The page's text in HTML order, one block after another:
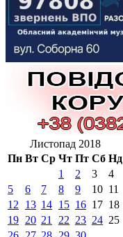
Листопад 2018
Пн Вт Ср Чт Пт Сб Нд
1
2 3
4
5
6 7 8 9 10 11
12
13 14 15 16 17 18
19 20 21 22 23 24 25